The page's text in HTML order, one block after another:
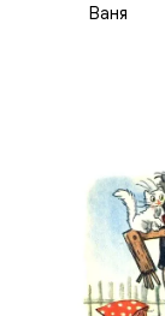
Ваня